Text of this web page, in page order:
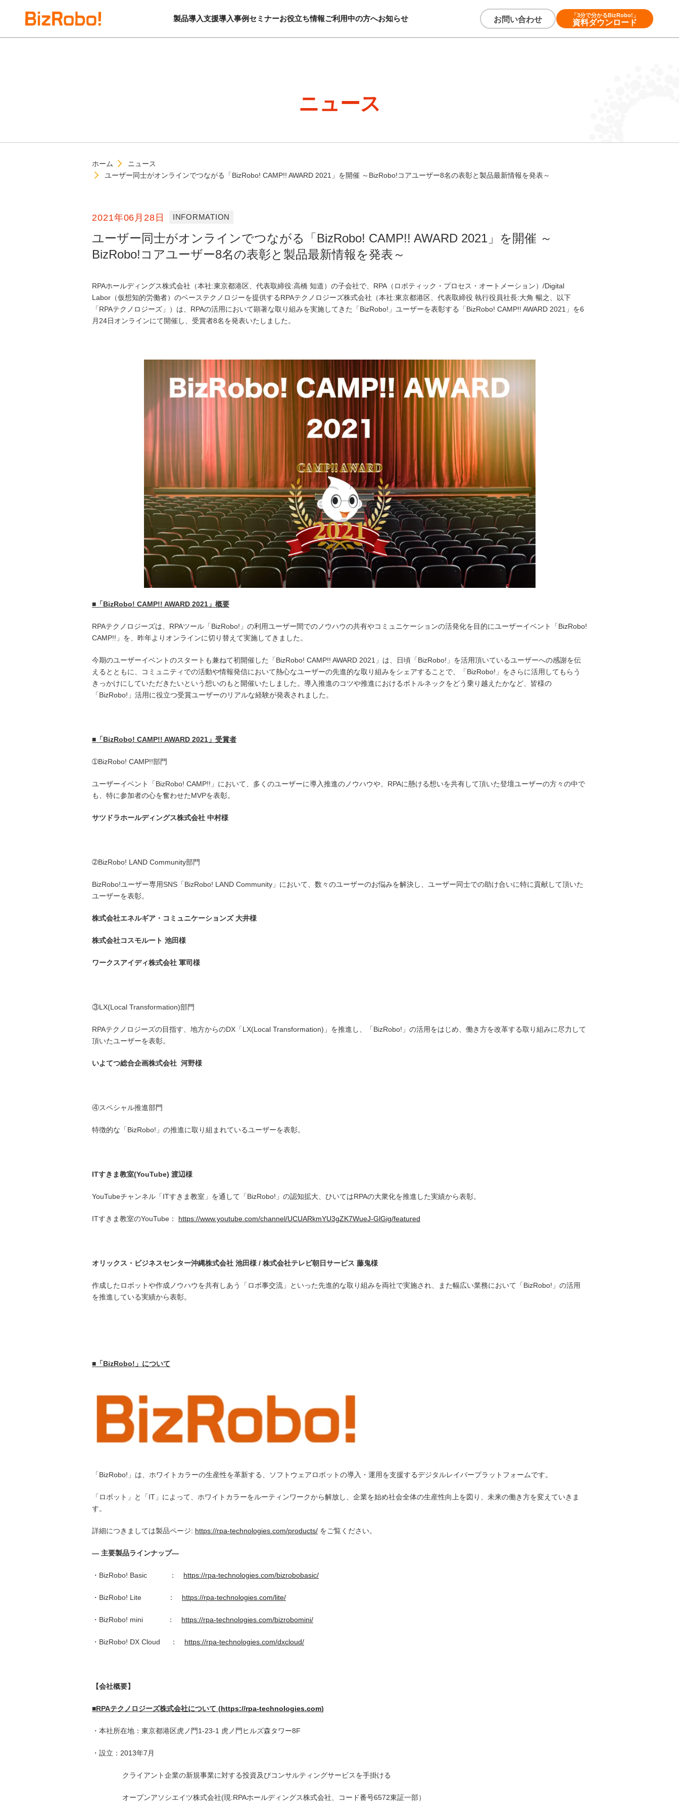
製品導入支援導入事例セミナーお役立ち情報ご利用中の方へお知らせ お問い合わせ 「3分で分かるBizRobo!」
資料ダウンロード
ニュース
ホーム
ニュース
ユーザー同士がオンラインでつながる「BizRobo! CAMP!! AWARD 2021」を開催 ～BizRobo!コアユーザー8名の表彰と製品最新情報を発表～
2021年06月28日 INFORMATION
ユーザー同士がオンラインでつながる「BizRobo! CAMP!! AWARD 2021」を開催 ～
BizRobo!コアユーザー8名の表彰と製品最新情報を発表～
RPAホールディングス株式会社（本社:東京都港区、代表取締役:高橋 知道）の子会社で、RPA（ロボティック・プロセス・オートメーション）/Digital
Labor（仮想知的労働者）のベーステクノロジーを提供するRPAテクノロジーズ株式会社（本社:東京都港区、代表取締役 執行役員社長:大角 暢之、以下
「RPAテクノロジーズ」）は、RPAの活用において顕著な取り組みを実施してきた「BizRobo!」ユーザーを表彰する「BizRobo! CAMP!! AWARD 2021」を6
月24日オンラインにて開催し、受賞者8名を発表いたしました。
■ 「BizRobo! CAMP!! AWARD 2021 」概要
RPAテクノロジーズは、RPAツール「BizRobo!」の利用ユーザー間でのノウハウの共有やコミュニケーションの活発化を目的にユーザーイベント「BizRobo!
CAMP!!」を、昨年よりオンラインに切り替えて実施してきました。
今期のユーザーイベントのスタートも兼ねて初開催した「BizRobo! CAMP!! AWARD 2021」は、日頃「BizRobo!」を活用頂いているユーザーへの感謝を伝
えるとともに、コミュニティでの活動や情報発信において熱心なユーザーの先進的な取り組みをシェアすることで、「BizRobo!」をさらに活用してもらう
きっかけにしていただきたいという想いのもと開催いたしました。導入推進のコツや推進におけるボトルネックをどう乗り越えたかなど、皆様の
「BizRobo!」活用に役立つ受賞ユーザーのリアルな経験が発表されました。
■ 「BizRobo! CAMP!! AWARD 2021 」 受賞者
➀BizRobo! CAMP!!部門
ユーザーイベント「BizRobo! CAMP!!」において、多くのユーザーに導入推進のノウハウや、RPAに懸ける想いを共有して頂いた登壇ユーザーの方々の中で
も、特に参加者の心を奮わせたMVPを表彰。
サツドラホールディングス株式会社 中村様
➁BizRobo! LAND Community部門
BizRobo!ユーザー専用SNS「BizRobo! LAND Community」において、数々のユーザーのお悩みを解決し、ユーザー同士での助け合いに特に貢献して頂いた
ユーザーを表彰。
株式会社エネルギア・コミュニケーションズ 大井様
株式会社コスモルート 池田様
ワークスアイディ株式会社 軍司様
③LX(Local Transformation)部門
RPAテクノロジーズの目指す、地方からのDX「LX(Local Transformation)」を推進し、「BizRobo!」の活用をはじめ、働き方を改革する取り組みに尽力して
頂いたユーザーを表彰。
いよてつ総合企画株式会社 河野様
④スペシャル推進部門
特徴的な「BizRobo!」の推進に取り組まれているユーザーを表彰。
ITすきま教室(YouTube) 渡辺様
YouTubeチャンネル「ITすきま教室」を通して「BizRobo!」の認知拡大、ひいてはRPAの大衆化を推進した実績から表彰。
ITすきま教室のYouTube： https://www.youtube.com/channel/UCUARkmYU3gZK7WueJ-GlGig/featured
オリックス・ビジネスセンター沖縄株式会社 池田様 / 株式会社テレビ朝日サービス 藤鬼様
作成したロボットや作成ノウハウを共有しあう「ロボ事交流」といった先進的な取り組みを両社で実施され、また幅広い業務において「BizRobo!」の活用
を推進している実績から表彰。
■「BizRobo! 」について
「BizRobo!」は、ホワイトカラーの生産性を革新する、ソフトウェアロボットの導入・運用を支援するデジタルレイバープラットフォームです。
「ロボット」と「IT」によって、ホワイトカラーをルーティンワークから解放し、企業を始め社会全体の生産性向上を図り、未来の働き方を変えていきま
す。
詳細につきましては製品ページ: https://rpa-technologies.com/products/ をご覧ください。
― 主要製品ラインナップ―
・BizRobo! Basic ： https://rpa-technologies.com/bizrobobasic/
・BizRobo! Lite ： https://rpa-technologies.com/lite/
・BizRobo! mini ： https://rpa-technologies.com/bizrobomini/
・BizRobo! DX Cloud ： https://rpa-technologies.com/dxcloud/
【会社概要】
■RPAテクノロジーズ株式会社について (https://rpa-technologies.com)
・本社所在地：東京都港区虎ノ門1-23-1 虎ノ門ヒルズ森タワー8F
・設立：2013年7月
クライアント企業の新規事業に対する投資及びコンサルティングサービスを手掛ける
オープンアソシエイツ株式会社(現:RPAホールディングス株式会社、コード番号6572東証一部）